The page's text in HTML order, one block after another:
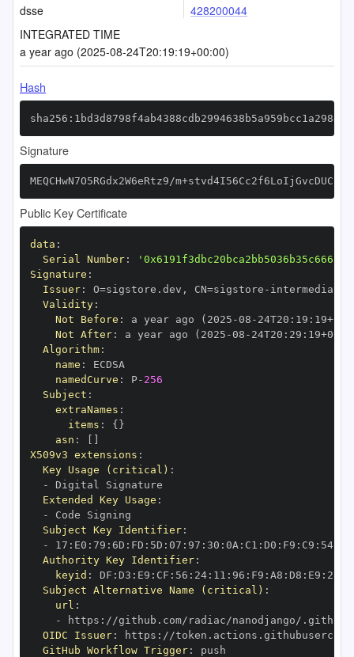
dsse
428200044
INTEGRATED TIME
a year ago (2025-08-24T20:19:19+00:00)
Hash
Signature
MEQCHwN7O5RGdx2W6eRtz9/
Public Key Certificate
data :
Serial Number:
Signature :
Issuer: O=sigstore.dev , CN=sigstore -
Validity:
Not Before : a year ago (2025 -08 - 24T20 : 19 : 19+00
Not After: a year ago (2025 -08 - 24T20 : 29 : 19+00
Algorithm:
name :
namedCurve : P- 256
Subject :
extraNames :
items : { }
asn :
X509v3 extensions :
Key Usage (critical) :
-
Extended Key Usage :
-
Subject Key Identifier:
-
17 : E0 : 79 : 6D : FD : 5D : 07 : 97 : 30 : 0A : C1 : D0 : F9 : C9 : 54:
Authority Key Identifier:
keyid : DF : D3 : E9 : CF : 56 : 24: 11 : 96 : F9 : A8 : D8 : E9 : 28
Subject Alternative Name (critical) :
url :
-
https :
OIDC Issuer: https :
GitHub Workflow Trigger: